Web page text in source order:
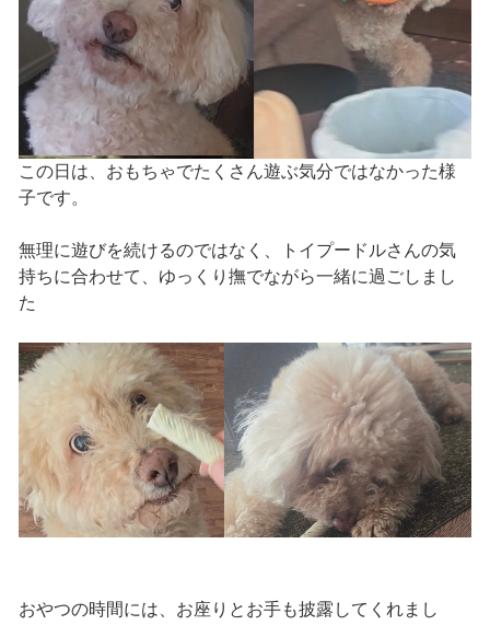
この日は、おもちゃでたくさん遊ぶ気分ではなかった様
子です。
無理に遊びを続けるのではなく、トイプードルさんの気
持ちに合わせて、ゆっくり撫でながら一緒に過ごしまし
た
おやつの時間には、お座りとお手も披露してくれまし